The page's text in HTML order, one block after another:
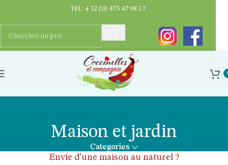
Maison et jardin
Categories
Envie d’une maison au naturel ?
Tél.: +32 (0) 475 47 98 17